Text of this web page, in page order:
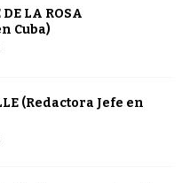
LA ROSA
Cuba)
(Redactora Jefe en